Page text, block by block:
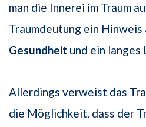
man die Innerei im Traum
Traumdeutung ein Hinweis
Gesundheit und ein langes
Allerdings verweist das
die Möglichkeit, dass der